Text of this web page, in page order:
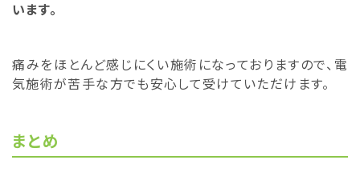
います。
痛みをほとんど感じにくい施術になっておりますので、電
気施術が苦手な方でも安心して受けていただけます。
まとめ